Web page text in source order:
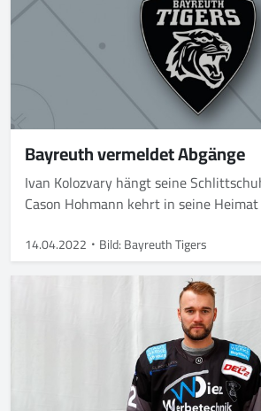
Bayreuth vermeldet Abgänge
Ivan Kolozvary hängt seine
Cason Hohmann kehrt in seine
14.04.2022 Bild: Bayreuth Tigers